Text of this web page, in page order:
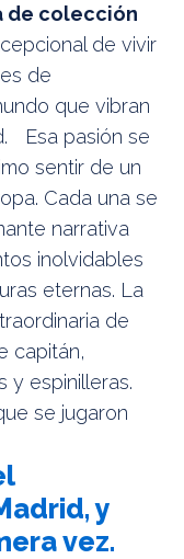
de colección
de vivir
de
que vibran
Esa pasión se
sentir de un
Cada una se
narrativa
inolvidables
eternas. La
de
capitán,
y espinilleras.
se jugaron
y
vez.